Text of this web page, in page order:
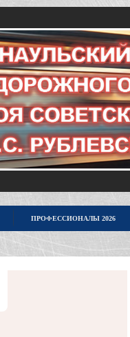
ПРОФЕССИОНАЛЫ 2026